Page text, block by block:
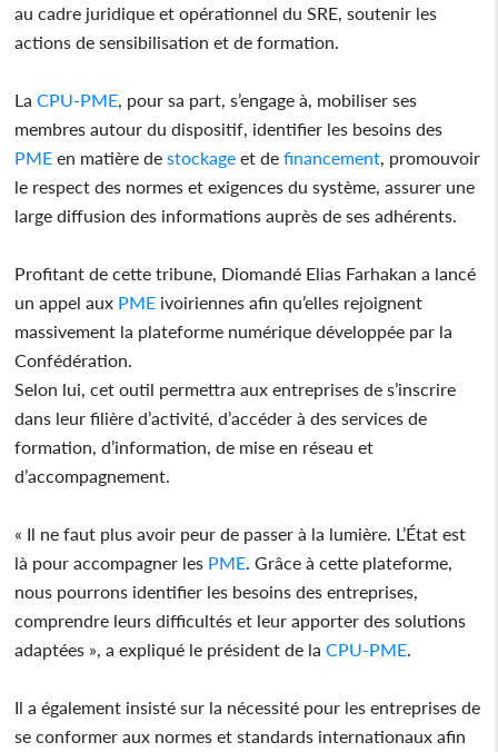
au cadre juridique et opérationnel du SRE, soutenir les
actions de sensibilisation et de formation.
LaCPU-PME , pour sa part, s’engage à, mobiliser ses
membres autour du dispositif, identifier les besoins des
PME en matière de stockage et de financement , promouvoir
le respect des normes et exigences du système, assurer une
large diffusion des informations auprès de ses adhérents.
Profitant de cette tribune, Diomandé Elias Farhakan a lancé
un appel aux PME ivoiriennes afin qu’elles rejoignent
massivement la plateforme numérique développée par la
Confédération.
Selon lui, cet outil permettra aux entreprises de s’inscrire
dans leur filière d’activité, d’accéder à des services de
formation, d’information, de mise en réseau et
d’accompagnement.
« Il ne faut plus avoir peur de passer à la lumière. L’État est
là pour accompagner les PME . Grâce à cette plateforme,
nous pourrons identifier les besoins des entreprises,
comprendre leurs difficultés et leur apporter des solutions
adaptées », a expliqué le président de laCPU-PME
Il a également insisté sur la nécessité pour les entreprises de
se conformer aux normes et standards internationaux afin